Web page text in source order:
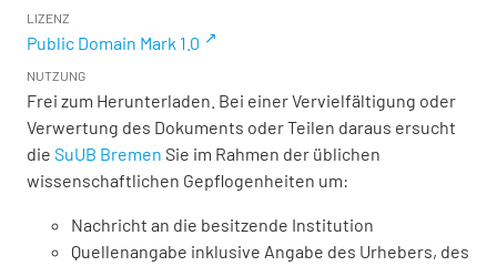
LIZENZ
Public Domain Mark 1.0
NUTZUNG
Frei zum Herunterladen. Bei einer Vervielfältigung oder
Verwertung des Dokuments oder Teilen daraus ersucht
die SuUB Bremen Sie im Rahmen der üblichen
wissenschaftlichen Gepflogenheiten um:
Nachricht an die besitzende Institution
Quellenangabe inklusive Angabe des Urhebers, des